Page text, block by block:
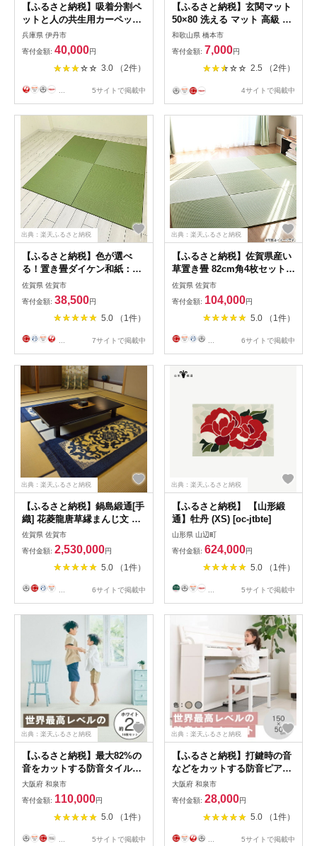
【ふるさと納税】吸着分割ペ
ットと人の共生用カーペット
2.56平方メートル
（40×40cm 16枚セット）＜
クリーム＞ インテリア
兵庫県 伊丹市
寄付金額: 40,000円
3.0 （2件）
5サイトで掲載中
【ふるさと納税】玄関マット
50×80 洗える マット 高級 金
華山織 花ストリーク エンジ
【1064272】
和歌山県 橋本市
寄付金額: 7,000円
2.5 （2件）
4サイトで掲載中
出典：楽天ふるさと納税
【ふるさと納税】色が選べ
る！置き畳ダイケン和紙：
B385-007
佐賀県 佐賀市
寄付金額: 38,500円
5.0 （1件）
7サイトで掲載中
出典：楽天ふるさと納税
【ふるさと納税】佐賀県産い
草置き畳 82cm角4枚セット：
C104-005
佐賀県 佐賀市
寄付金額: 104,000円
5.0 （1件）
6サイトで掲載中
出典：楽天ふるさと納税
【ふるさと納税】鍋島緞通[手
織] 花菱龍唐草縁まんじ文 玉
子地：D253-003
佐賀県 佐賀市
寄付金額: 2,530,000円
5.0 （1件）
6サイトで掲載中
出典：楽天ふるさと納税
【ふるさと納税】 【山形緞
通】牡丹 (XS) [oc-jtbte]
山形県 山辺町
寄付金額: 624,000円
5.0 （1件）
5サイトで掲載中
出典：楽天ふるさと納税
【ふるさと納税】最大82%の
音をカットする防音タイルカ
ーペット「防音専科」16枚セ
ット ホワイト【複数個口で配
送】【4064373】
大阪府 和泉市
寄付金額: 110,000円
5.0 （1件）
... 5サイトで掲載中
出典：楽天ふるさと納税
【ふるさと納税】打鍵時の音
などをカットする防音ピアノ
マット「防音専科」 1枚 電子
ピアノ用 グレー【1482908】
大阪府 和泉市
寄付金額: 28,000円
5.0 （1件）
... 5サイトで掲載中